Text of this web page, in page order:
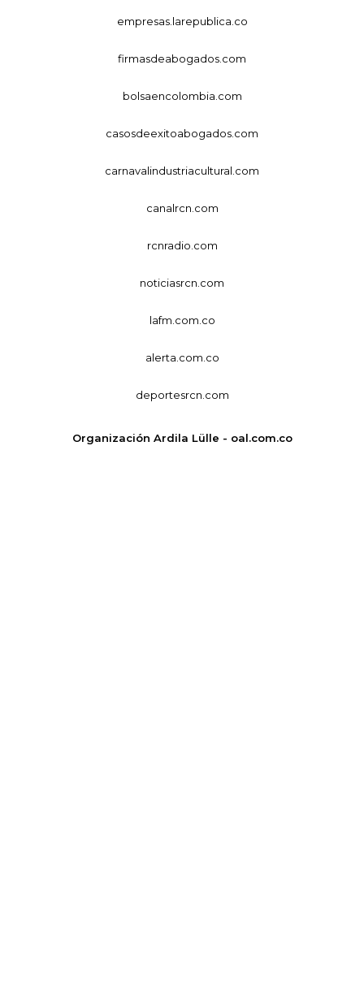
empresas.larepublica.co
firmasdeabogados.com
bolsaencolombia.com
casosdeexitoabogados.com
carnavalindustriacultural.com
canalrcn.com
rcnradio.com
noticiasrcn.com
lafm.com.co
alerta.com.co
deportesrcn.com
Organización Ardila Lülle - oal.com.co